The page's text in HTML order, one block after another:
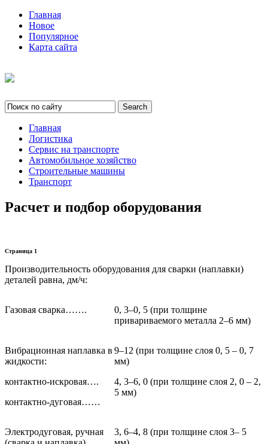
Главная
Новое
Популярное
Карта сайта
Главная
Логистика
Сервис на транспорте
Автомобильное хозяйство
Строительные машины
Транспорт
Расчет и подбор оборудования
Страница 1
Производительность оборудования для сварки (наплавки)
деталей равна, дм/ч:
Газовая сварка…….
0, 3–0, 5 (при толщине
привариваемого металла 2–6 мм)
Вибрационная наплавка в
жидкости:
контактно-искровая….
контактно-дуговая……
9–12 (при толщине слоя 0, 5 – 0, 7
мм)
4, 3–6, 0 (при толщине слоя 2, 0 – 2,
5 мм)
Электродуговая, ручная
3, 6–4, 8 (при толщине слоя 3– 5